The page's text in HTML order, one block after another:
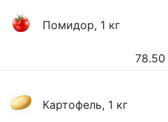
Помидор, 1 кг
78.50
Картофель, 1 кг